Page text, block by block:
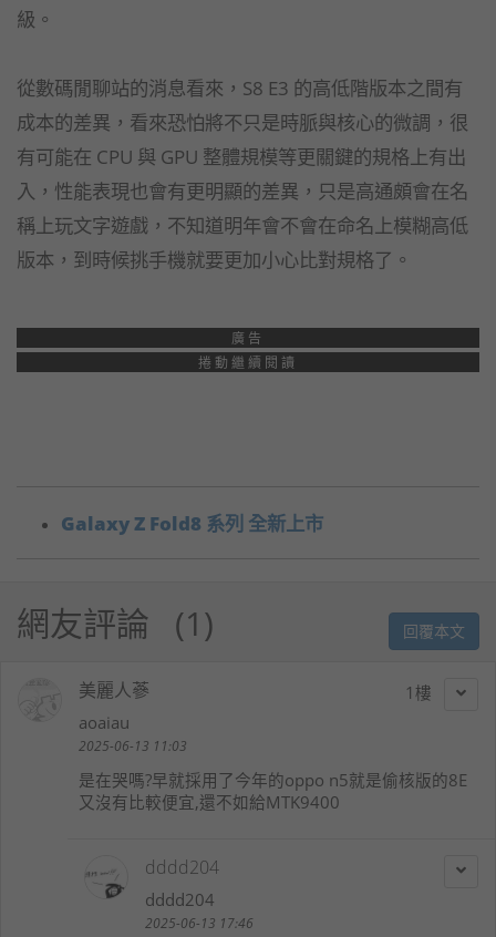
級。
從數碼閒聊站的消息看來，S8 E3 的高低階版本之間有
成本的差異，看來恐怕將不只是時脈與核心的微調，很
有可能在 CPU 與 GPU 整體規模等更關鍵的規格上有出
入，性能表現也會有更明顯的差異，只是高通頗會在名
稱上玩文字遊戲，不知道明年會不會在命名上模糊高低
版本，到時候挑手機就要更加小心比對規格了。
廣告
捲動繼續閱讀
Galaxy Z Fold8 系列 全新上市
網友評論 1 回覆本文
1
美麗人蔘
aoaiau
2025-06-13 11:03
是在哭嗎?早就採用了今年的oppo n5就是偷核版的8E
又沒有比較便宜,還不如給MTK9400
dddd204
dddd204
2025-06-13 17:46